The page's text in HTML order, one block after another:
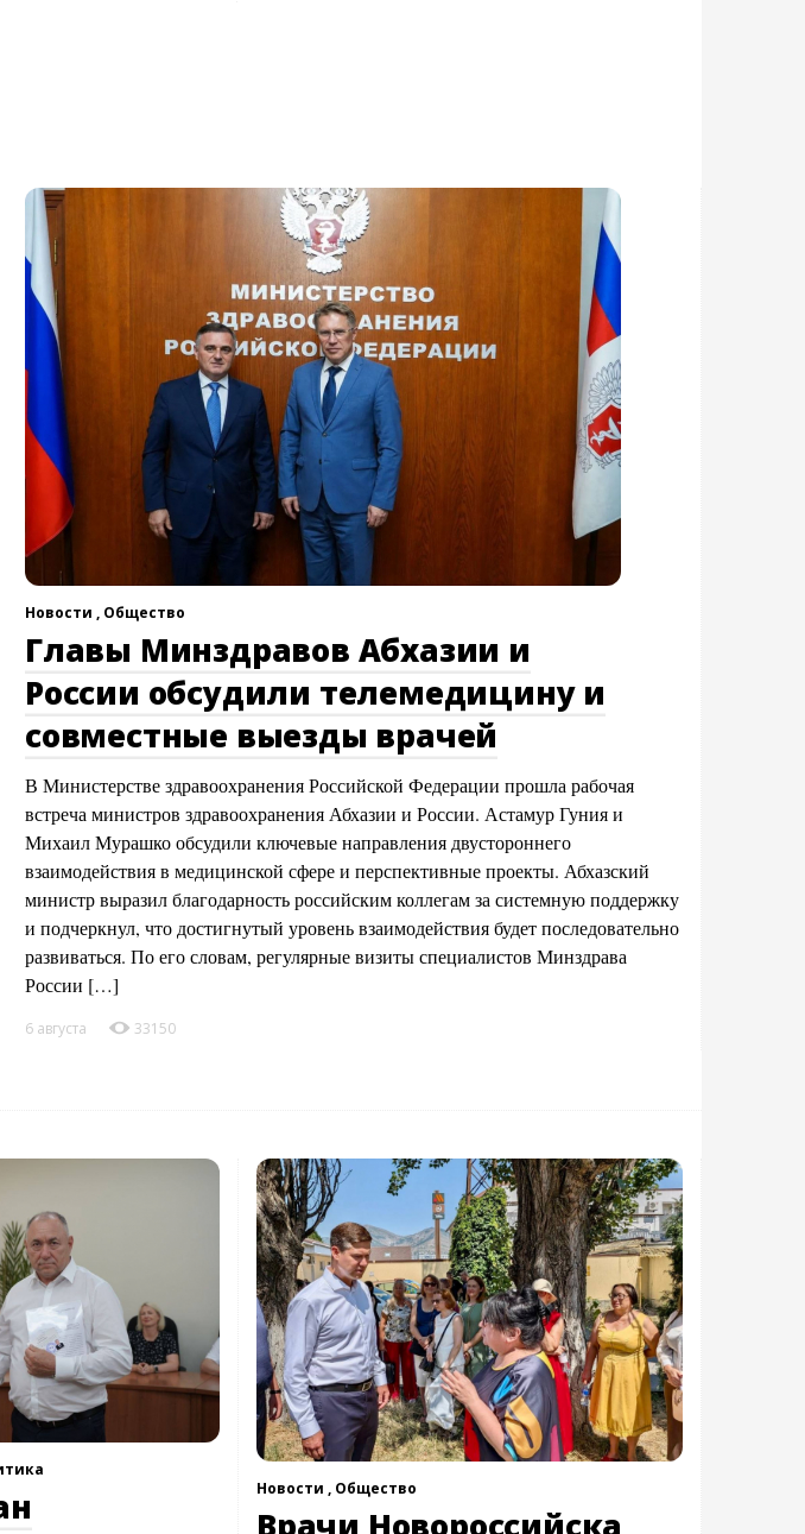
Новости , Общество
Главы Минздравов Абхазии и
России обсудили телемедицину и
совместные выезды врачей
В Министерстве здравоохранения Российской Федерации прошла рабочая
встреча министров здравоохранения Абхазии и России. Астамур Гуния и
Михаил Мурашко обсудили ключевые направления двустороннего
взаимодействия в медицинской сфере и перспективные проекты. Абхазский
министр выразил благодарность российским коллегам за системную поддержку
и подчеркнул, что достигнутый уровень взаимодействия будет последовательно
развиваться. По его словам, регулярные визиты специалистов Минздрава
России […]
6 августа 33150
Новости , Общество